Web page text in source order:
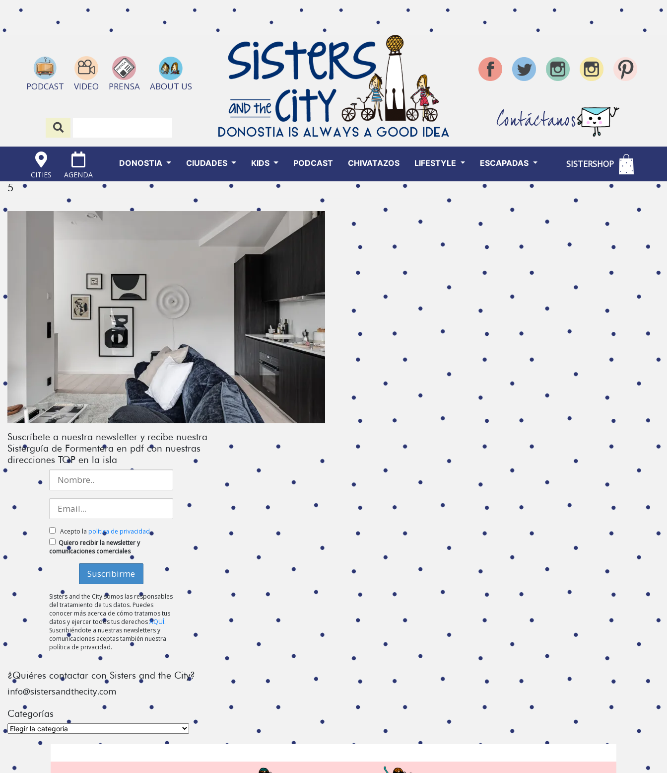
PODCAST VIDEO PRENSA ABOUT US
Contáctanos
CITIES AGENDA
DONOSTIA CIUDADES KIDS PODCAST CHIVATAZOS LIFESTYLE ESCAPADAS SISTERSHOP
5
Suscríbete a nuestra newsletter y recibe nuestra
Sisterguía de Formentera en pdf con nuestras
direcciones TOP en la isla
Acepto la política de privacidad
Quiero recibir la newsletter y
comunicaciones comerciales
Sisters and the City somos las responsables
del tratamiento de tus datos. Puedes
conocer más acerca de cómo tratamos tus
datos y ejercer todos tus derechosAQUÍ.
Suscribiéndote a nuestras newsletters y
comunicaciones aceptas también nuestra
política de privacidad.
¿Quiéres contactar con Sisters and the City?
info@sistersandthecity.com
Categorías
Categorías